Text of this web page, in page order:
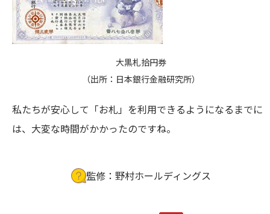
大黒札拾円券
（出所：日本銀行金融研究所）
私たちが安心して「お札」を利用できるようになるまでに
は、大変な時間がかかったのですね。
監修：野村ホールディングス